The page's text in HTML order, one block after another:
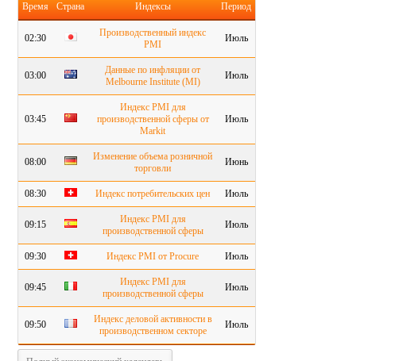
Время Страна Индексы Период
02:30
Производственный индекс
PMI
Июль
03:00
Данные по инфляции от
Melbourne Institute (MI)
Июль
03:45
Индекс PMI для
производственной сферы от
Markit
Июль
08:00
Изменение объема розничной
торговли
Июнь
08:30 Индекс потребительских цен Июль
09:15
Индекс PMI для
производственной сферы
Июль
09:30 Индекс PMI от Procure Июль
09:45
Индекс PMI для
производственной сферы
Июль
09:50
Индекс деловой активности в
производственном секторе
Июль